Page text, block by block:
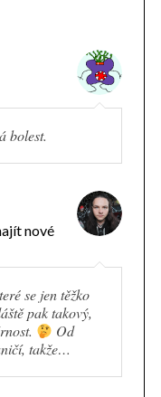
bolest.
nové
se jen těžko
pak takový,
Od
takže…